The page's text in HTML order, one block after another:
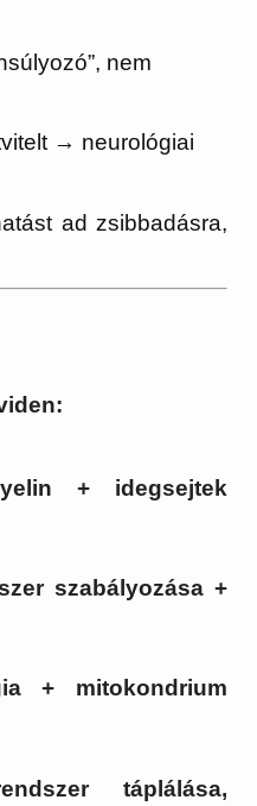
nem
→ neurológiai
ad zsibbadásra,
+ idegsejtek
szabályozása +
+ mitokondrium
táplálása,